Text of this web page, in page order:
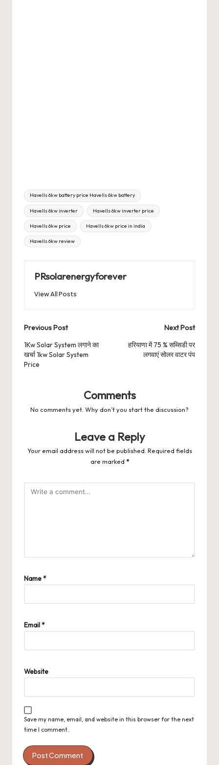
Tags:
Havells 6kw battery price Havells 6kw battery
Havells 6kw inverter Havells 6kw inverter price
Havells 6kw price Havells 6kw price in india
Havells 6kw review
PRsolarenergyforever
View All Posts
Post
navigation
Previous Post
1Kw Solar System लगाने का
खर्चा 1kw Solar System
Price
Next Post
हरियाणा में 75 % सब्सिडी पर
लगवाएं सोलर वाटर पंप
Comments
No comments yet. Why don’t you start the discussion?
Leave a Reply
Your email address will not be published. Required fields
are marked *
Name*
Email*
Website
Save my name, email, and website in this browser for the next
time I comment.